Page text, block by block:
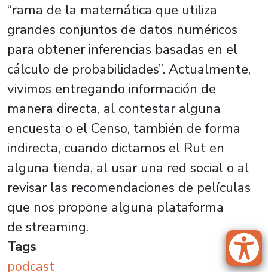
“rama de la matemática que utiliza
grandes conjuntos de datos numéricos
para obtener inferencias basadas en el
cálculo de probabilidades”. Actualmente,
vivimos entregando información de
manera directa, al contestar alguna
encuesta o el Censo, también de forma
indirecta, cuando dictamos el Rut en
alguna tienda, al usar una red social o al
revisar las recomendaciones de películas
que nos propone alguna plataforma
de streaming.
Tags
podcast